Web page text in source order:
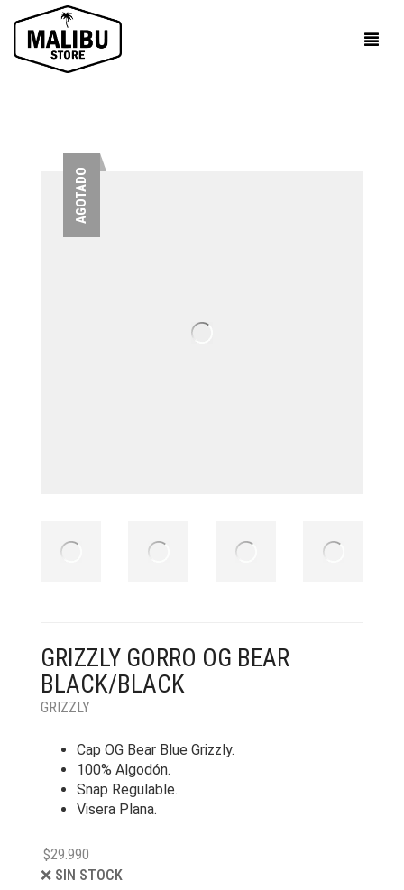
AGOTADO
GRIZZLY GORRO OG BEAR
BLACK/BLACK
GRIZZLY
Cap OG Bear Blue Grizzly.
100% Algodón.
Snap Regulable.
Visera Plana.
$29.990
❌ SIN STOCK